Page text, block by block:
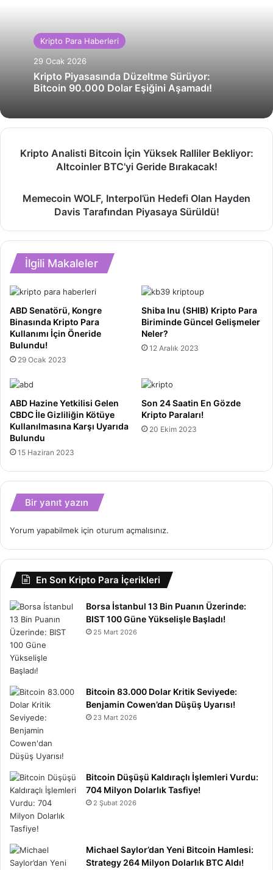
Kripto Para Haberleri
29 Ocak 2026
Kripto Piyasasında Düzeltme Sürüyor:
Bitcoin 90.000 Dolar Eşiğini Aşamadı!
Analisti
Yüksek
Geride
Bırakacak!
Kripto Analisti Bitcoin İçin Yüksek Ralliler Bekliyor:
Altcoinler BTC'yi Geride Bırakacak!
WOLF,
Hedefi
Olan
Hayden
Davis
Piyasaya
Sürüldü!
Memecoin WOLF, Interpol’ün Hedefi Olan Hayden
Davis Tarafından Piyasaya Sürüldü!
İlgili Makaleler
ABD Senatörü, Kongre
Binasında Kripto Para
Kullanımı İçin Öneride
Bulundu!
29 Ocak 2023
Shiba Inu (SHIB) Kripto Para
Biriminde Güncel Gelişmeler
Neler?
12 Aralık 2023
ABD Hazine Yetkilisi Gelen
CBDC İle Gizliliğin Kötüye
Kullanılmasına Karşı Uyarıda
Bulundu
15 Haziran 2023
Son 24 Saatin En Gözde
Kripto Paraları!
20 Ekim 2023
Bir yanıt yazın
Yorum yapabilmek için oturum açmalısınız.
En Son Kripto Para İçerikleri
Borsa İstanbul 13 Bin Puanın Üzerinde:
BIST 100 Güne Yükselişle Başladı!
25 Mart 2026
Bitcoin 83.000 Dolar Kritik Seviyede:
Benjamin Cowen’dan Düşüş Uyarısı!
23 Mart 2026
Bitcoin Düşüşü Kaldıraçlı İşlemleri Vurdu:
704 Milyon Dolarlık Tasfiye!
2 Şubat 2026
Michael Saylor’dan Yeni Bitcoin Hamlesi:
Strategy 264 Milyon Dolarlık BTC Aldı!